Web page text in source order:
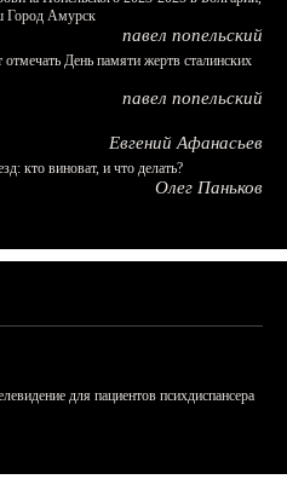
Город Амурск
павел попельский
День памяти жертв сталинских
павел попельский
Евгений Афанасьев
кто виноват, и что делать?
Олег Паньков
для пациентов психдиспансера